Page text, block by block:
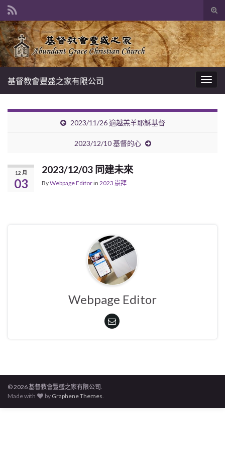
Search for:
基督教會豐盛之家有限公司
2023/11/26 逾越羔羊耶穌基督
2023/12/10 基督的心
12 月
03
2023/12/03 同建未來
ByWebpage Editorin 2023 崇拜
Webpage Editor
© 2026 基督教會豐盛之家有限公司.
Made with
by Graphene Themes.